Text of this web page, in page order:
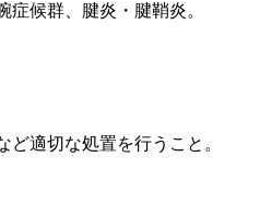
候群、腱炎・腱鞘炎。
適切な処置を行うこと。